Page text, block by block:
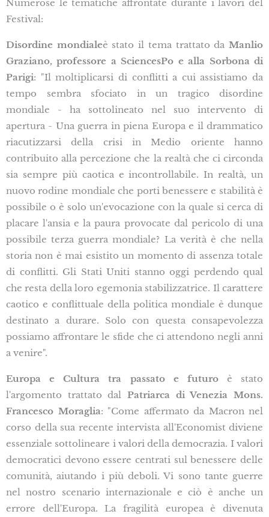
Numerose le tematiche affrontate durante i lavori del
Festival:
Disordine mondialeè stato il tema trattato daManlio
Graziano, professore a SciencesPo e alla Sorbona di
Parigi: "Il moltiplicarsi di conflitti a cui assistiamo da
tempo sembra sfociato in un tragico disordine
mondiale - ha sottolineato nel suo intervento di
apertura - Una guerra in piena Europa e il drammatico
riacutizzarsi della crisi in Medio oriente hanno
contribuito alla percezione che la realtà che ci circonda
sia sempre più caotica e incontrollabile. In realtà, un
nuovo rodine mondiale che porti benessere e stabilità è
possibile o è solo un'evocazione con la quale si cerca di
placare l'ansia e la paura provocate dal pericolo di una
possibile terza guerra mondiale? La verità è che nella
storia non è mai esistito un momento di assenza totale
di conflitti. Gli Stati Uniti stanno oggi perdendo qual
che resta della loro egemonia stabilizzatrice. Il carattere
caotico e conflittuale della politica mondiale è dunque
destinato a durare. Solo con questa consapevolezza
possiamo affrontare le sfide che ci attendono negli anni
a venire".
Europa e Cultura tra passato e futuro è stato
l'argomento trattato dal Patriarca di Venezia Mons.
Francesco Moraglia: "Come affermato da Macron nel
corso della sua recente intervista all'Economist diviene
essenziale sottolineare i valori della democrazia. I valori
democratici devono essere centrati sul benessere delle
comunità, aiutando i più deboli. Vi sono tante guerre
nel nostro scenario internazionale e ciò è anche un
errore dell'Europa. La fragilità europea è divenuta